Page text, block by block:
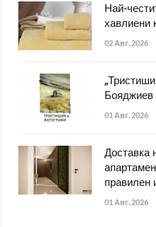
Най-
хавлиени
02 Авг. 2026
Бояджиев
01 Авг. 2026
Доставка
правилен
01 Авг. 2026